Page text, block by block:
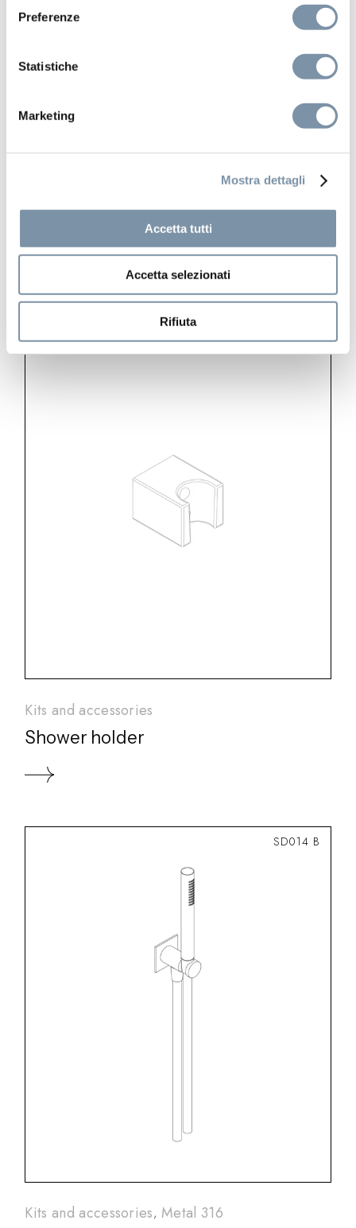
Preferenze
Statistiche
Marketing
Mostra dettagli
Accetta tutti
Accetta selezionati
Rifiuta
Kits and accessories
Round handshower ø 23 mm
SP002 A
Kits and accessories
Shower holder
SD014 B
Kits and accessories Metal 316